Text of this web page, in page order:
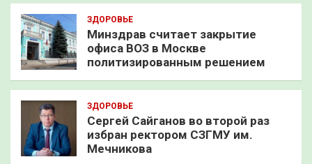
ЗДОРОВЬЕ
Минздрав считает закрытие
офиса ВОЗ в Москве
политизированным решением
ЗДОРОВЬЕ
Сергей Сайганов во второй раз
избран ректором СЗГМУ им.
Мечникова